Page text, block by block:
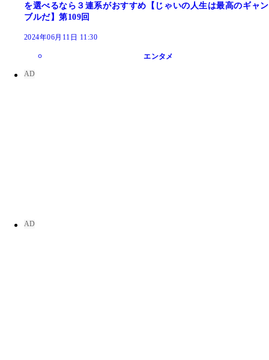
を選べるなら３連系がおすすめ【じゃいの人生は最高のギャン
ブルだ】第109回
2024年06月11日 11:30
エンタメ